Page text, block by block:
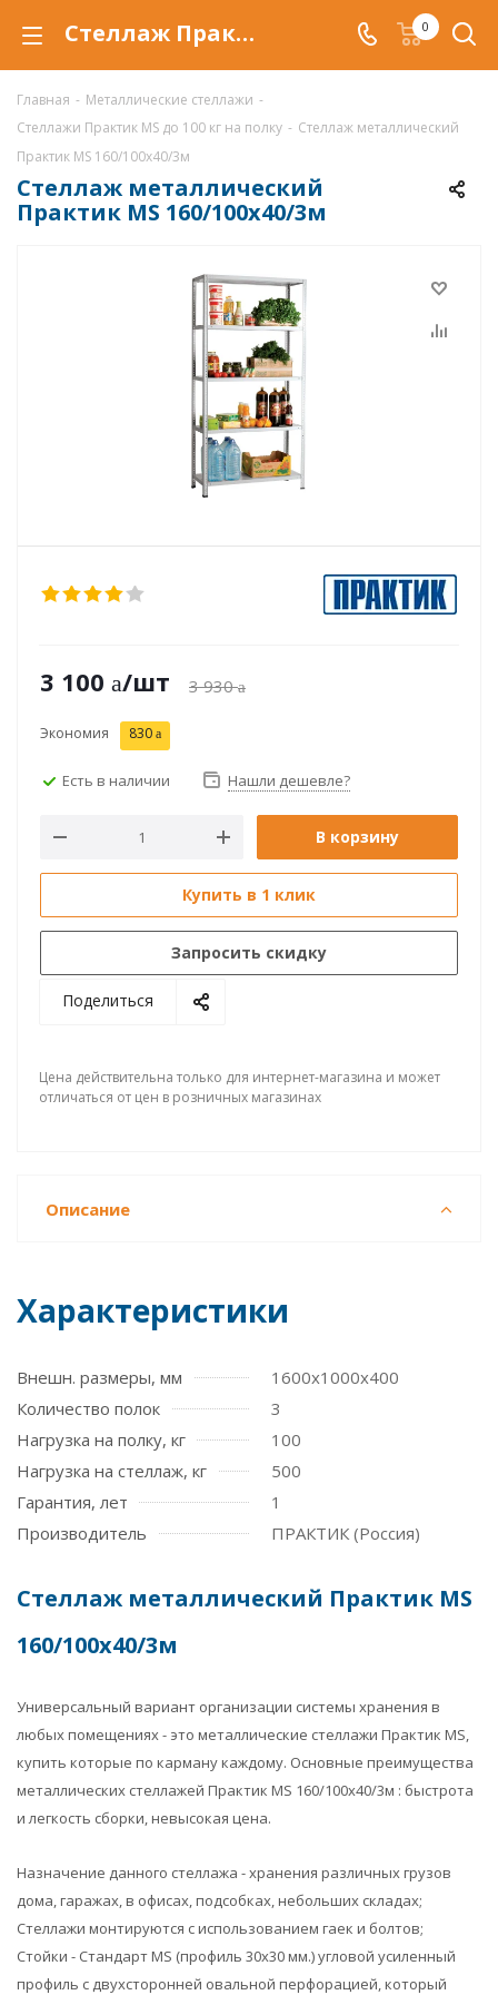
Стеллаж Практик MS 160/100х40/3м купить по низкой цене в Самаре, продажа металлических стеллажей MS 160/100х40/3м со скидкой 0
Главная - Металлические стеллажи -
Стеллажи Практик MS до 100 кг на полку - Стеллаж металлический
Практик MS 160/100х40/3м
Стеллаж металлический
Практик MS 160/100х40/3м
3 100 /шт 3 930
Экономия 830
Есть в наличии Нашли дешевле?
В корзину
Купить в 1 клик
Запросить скидку
Поделиться
Цена действительна только для интернет-магазина и может
отличаться от цен в розничных магазинах
Описание
Характеристики
Внешн. размеры, мм
1600x1000x400
Количество полок
3
Нагрузка на полку, кг
100
Нагрузка на стеллаж, кг
500
Гарантия, лет
1
Производитель
ПРАКТИК (Россия)
Стеллаж металлический Практик MS
160/100х40/3м
Универсальный вариант организации системы хранения в
любых помещениях - это металлические стеллажи Практик MS,
купить которые по карману каждому. Основные преимущества
металлических стеллажей Практик MS 160/100х40/3м : быстрота
и легкость сборки, невысокая цена.
Назначение данного стеллажа - хранения различных грузов
дома, гаражах, в офисах, подсобках, небольших складах;
Стеллажи монтируются с использованием гаек и болтов;
Стойки - Стандарт MS (профиль 30x30 мм.) угловой усиленный
профиль с двухсторонней овальной перфорацией, который